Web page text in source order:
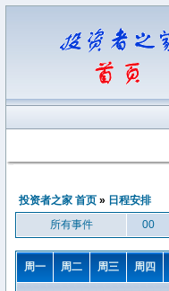
投资者之家 首页 » 日程安排
所有事件
00
周一 周二 周三 周四